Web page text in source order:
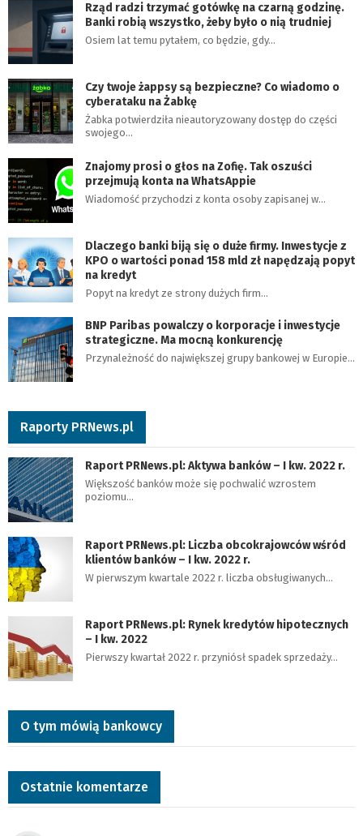
Rząd radzi trzymać gotówkę na czarną godzinę.
Banki robią wszystko, żeby było o nią trudniej
Osiem lat temu pytałem, co będzie, gdy…
Czy twoje żappsy są bezpieczne? Co wiadomo o
cyberataku na Żabkę
Żabka potwierdziła nieautoryzowany dostęp do części
swojego…
Znajomy prosi o głos na Zofię. Tak oszuści
przejmują konta na WhatsAppie
Wiadomość przychodzi z konta osoby zapisanej w…
Dlaczego banki biją się o duże firmy. Inwestycje z
KPO o wartości ponad 158 mld zł napędzają popyt
na kredyt
Popyt na kredyt ze strony dużych firm…
BNP Paribas powalczy o korporacje i inwestycje
strategiczne. Ma mocną konkurencję
Przynależność do największej grupy bankowej w Europie…
Raporty PRNews.pl
Raport PRNews.pl: Aktywa banków – I kw. 2022 r.
Większość banków może się pochwalić wzrostem
poziomu…
Raport PRNews.pl: Liczba obcokrajowców wśród
klientów banków – I kw. 2022 r.
W pierwszym kwartale 2022 r. liczba obsługiwanych…
Raport PRNews.pl: Rynek kredytów hipotecznych
– I kw. 2022
Pierwszy kwartał 2022 r. przyniósł spadek sprzedaży…
O tym mówią bankowcy
Ostatnie komentarze